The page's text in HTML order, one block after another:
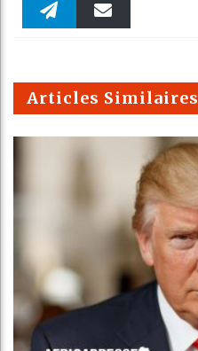
Faceboo Twitter
m
Articles Similaires